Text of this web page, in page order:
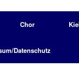
Chor
Datenschutz